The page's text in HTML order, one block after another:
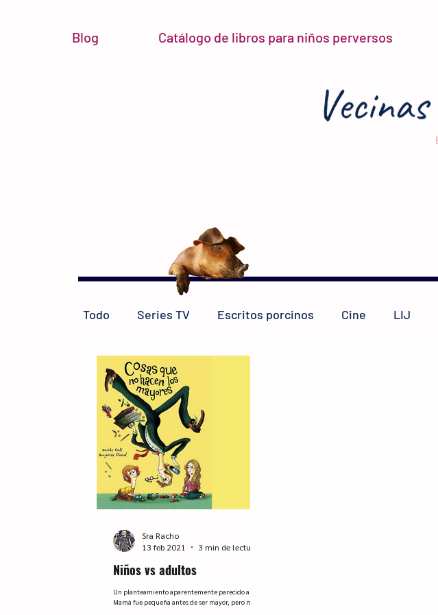
Blog Catálogo de libros para niños perversos
Todo Series TV Escritos porcinos Cine LIJ
Reseñas LIJ
Niños vs adultos
Un planteamiento aparentemente parecido al de
Mamá fue pequeña antes de ser mayor, pero más
Sra Racho
13 feb 2021
3 min de lectura